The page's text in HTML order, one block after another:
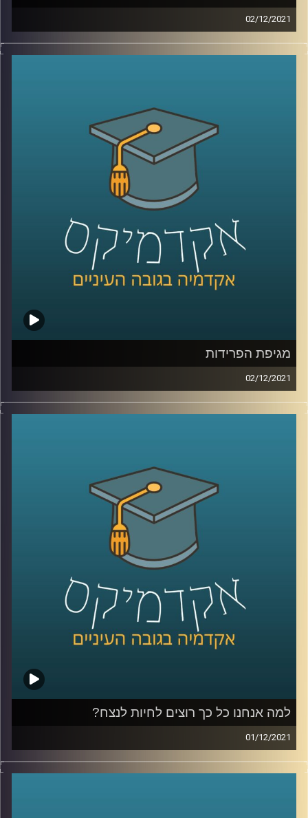
02/12/2021
כאשר שמעתי לראשונה את הביטוי "מוטיבציה לחוסר אונים"
היה נדמה לי שמדובר בטעות, אבל לאחר הסבר קצר הבנתי
והמסקרנת "מוטיבציה לחוסר אונים".
לשיחה עם ד"ר אורי ליפשין על פסיכולוגיה
אקזיסטנציאליסטית והרצון לחיות לנצח –לחצו כאן
לשיחה עם ד"ר אורי ליפשין על מגיפת הפרידות בתקופת
לחצו כאן
קרדיט תמונות:AudioVersity
מגיפת הפרידות
02/12/2021
כל מי שתשאלו יספר לכם איך הקורונה השפיעה על תחומי חיו
השונים, באופן שמזמן חרג מהפן הבריאותי: הכלכלה, התיירות,
שיש תחום נוסף שהושפע מהקורונה ופחות מדברים עליו –
בפרק זה שוחחתי עם ד"ר אורי ליפשין, מרצה לפסיכולוגיה
אקזיסטנציאליסטית על ההשפעות של הקורונה על מערכת
היחסים הזוגית, למה הקורונה גרמה ל"מגיפת פרידות" ואיך זה
לשיחה עם ד"ר אורי ליפשין על פסיכולוגיה
אקזיסטנציאליסטית והרצון לחיות לנצח– לחצו כאן
לשיחה עם ד"ר אורי ליפשין על "מוטיבציה לחוסר אונים" –
לחצו כאן
קרדיט תמונות:AudioVersity
למה אנחנו כל כך רוצים לחיות לנצח?
01/12/2021
אף על פי שברור לנו שאין לנו אפשרות לחיות לנצח מדובר
בכמיהה שקיימת בכולנו.